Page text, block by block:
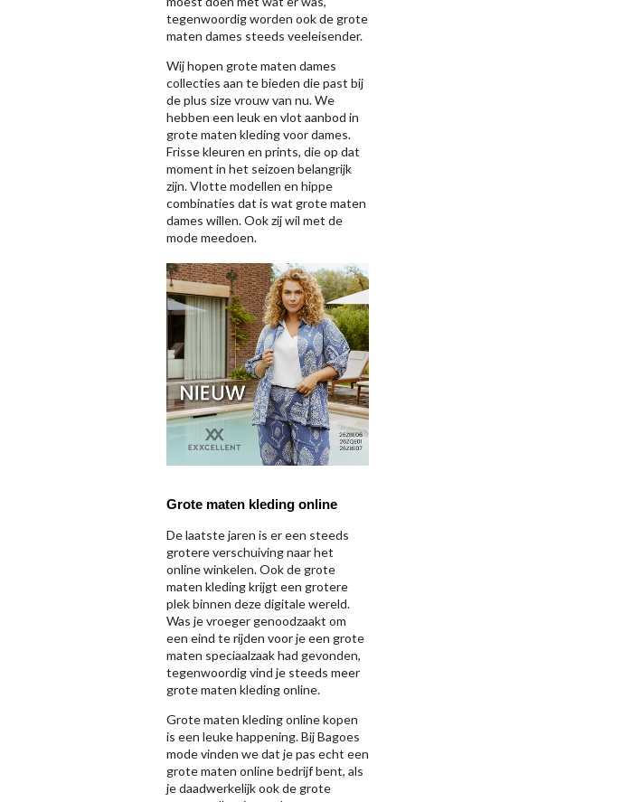
tegenwoordig worden ook de grote
maten dames steeds veeleisender.
Wij hopen grote maten dames
collecties aan te bieden die past bij
de plus size vrouw van nu. We
hebben een leuk en vlot aanbod in
grote maten kleding voor dames.
Frisse kleuren en prints, die op dat
moment in het seizoen belangrijk
zijn. Vlotte modellen en hippe
combinaties dat is wat grote maten
dames willen. Ook zij wil met de
mode meedoen.
Grote maten kleding online
De laatste jaren is er een steeds
grotere verschuiving naar het
online winkelen. Ook de grote
maten kleding krijgt een grotere
plek binnen deze digitale wereld.
Was je vroeger genoodzaakt om
een eind te rijden voor je een grote
maten speciaalzaak had gevonden,
tegenwoordig vind je steeds meer
grote maten kleding online.
Grote maten kleding online kopen
is een leuke happening. Bij Bagoes
mode vinden we dat je pas echt een
grote maten online bedrijf bent, als
je daadwerkelijk ook de grote